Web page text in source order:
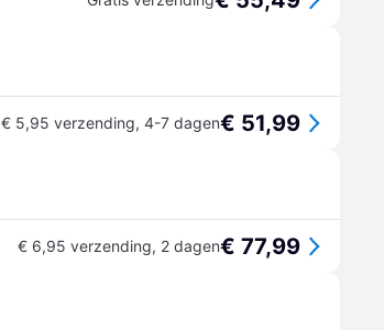
€ 5,95 verzending, 4-7 dagen€ 51,99
€ 6,95 verzending, 2 dagen€ 77,99